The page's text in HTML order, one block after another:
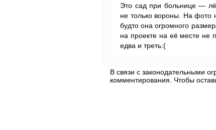
Это сад при больнице —
не только вороны. На фото
будто она огромного
на проекте на её месте не
едва и треть:(
В связи с законодательными
комментирования. Чтобы